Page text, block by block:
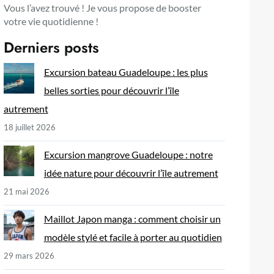
Vous l’avez trouvé ! Je vous propose de booster
votre vie quotidienne !
Derniers posts
Excursion bateau Guadeloupe : les plus
belles sorties pour découvrir l’île
autrement
18 juillet 2026
Excursion mangrove Guadeloupe : notre
idée nature pour découvrir l’île autrement
21 mai 2026
Maillot Japon manga : comment choisir un
modèle stylé et facile à porter au quotidien
29 mars 2026